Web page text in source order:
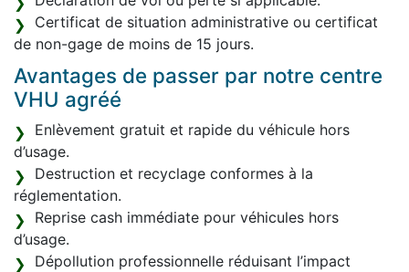
Certificat de situation administrative ou certificat
de non-gage de moins de 15 jours.
Avantages de passer par notre centre
VHU agréé
Enlèvement gratuit et rapide du véhicule hors
d’usage.
Destruction et recyclage conformes à la
réglementation.
Reprise cash immédiate pour véhicules hors
d’usage.
Dépollution professionnelle réduisant l’impact